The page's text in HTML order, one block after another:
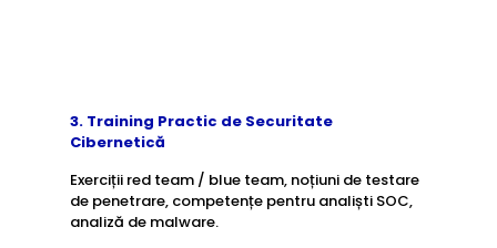
3. Training Practic de Securitate
Cibernetică
Exerciții red team / blue team, noțiuni de testare
de penetrare, competențe pentru analiști SOC,
analiză de malware.